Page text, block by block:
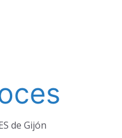
de Gijón